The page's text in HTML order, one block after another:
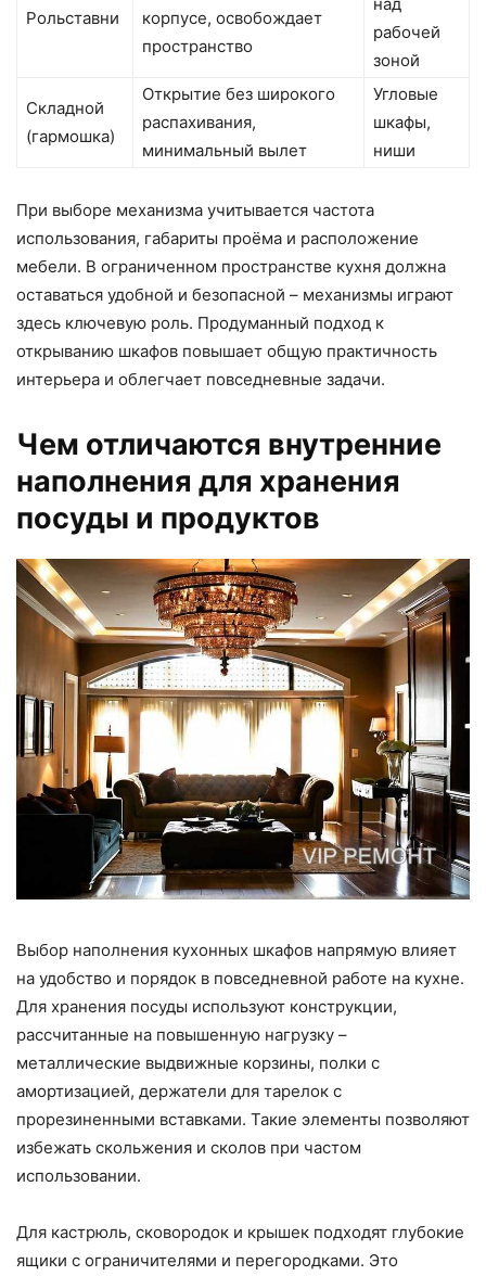
Рольставни
корпусе, освобождает
пространство
рабочей
зоной
Складной
(гармошка)
Открытие без широкого
распахивания,
минимальный вылет
Угловые
шкафы,
ниши
При выборе механизма учитывается частота
использования, габариты проёма и расположение
мебели. В ограниченном пространстве кухня должна
оставаться удобной и безопасной – механизмы играют
здесь ключевую роль. Продуманный подход к
открыванию шкафов повышает общую практичность
интерьера и облегчает повседневные задачи.
Чем отличаются внутренние
наполнения для хранения
посуды и продуктов
Выбор наполнения кухонных шкафов напрямую влияет
на удобство и порядок в повседневной работе на кухне.
Для хранения посуды используют конструкции,
рассчитанные на повышенную нагрузку –
металлические выдвижные корзины, полки с
амортизацией, держатели для тарелок с
прорезиненными вставками. Такие элементы позволяют
избежать скольжения и сколов при частом
использовании.
Для кастрюль, сковородок и крышек подходят глубокие
ящики с ограничителями и перегородками. Это